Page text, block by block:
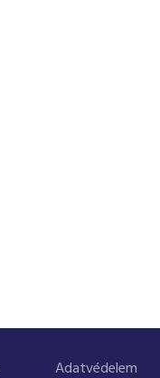
Adatvédelem